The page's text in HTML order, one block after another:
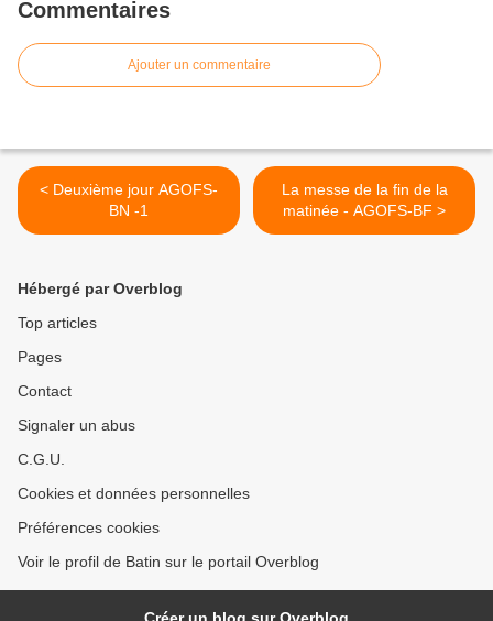
Commentaires
Ajouter un commentaire
< Deuxième jour AGOFS-
BN -1
La messe de la fin de la
matinée - AGOFS-BF >
Hébergé par Overblog
Top articles
Pages
Contact
Signaler un abus
C.G.U.
Cookies et données personnelles
Préférences cookies
Voir le profil de Batin sur le portail Overblog